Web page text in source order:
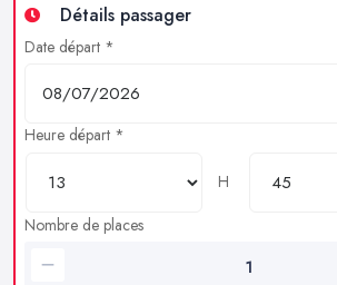
Détails passager
Date départ *
Heure départ *
H
Nombre de places